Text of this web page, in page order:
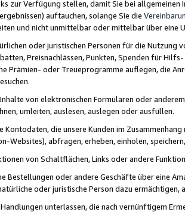
zur Verfügung stellen, damit Sie bei
auftauchen, solange Sie die
und nicht unmittelbar oder mittelbar über eine
oder juristischen Personen für die Nutzung
Preisnachlässen, Punkten, Spenden für
Prämien- oder Treueprogramme auflegen, die
von elektronischen Formularen oder
umleiten, auslesen, auslegen oder ausfüllen.
Kontodaten, die unsere Kunden im
Websites), abfragen, erheben, einholen,
von Schaltflächen, Links oder andere
Bestellungen oder andere Geschäfte über eine
oder juristische Person dazu
unterlassen, die nach vernünftigem